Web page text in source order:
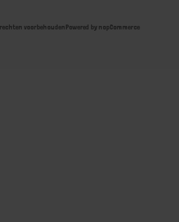
voorbehoudenPowered by nopCommerce